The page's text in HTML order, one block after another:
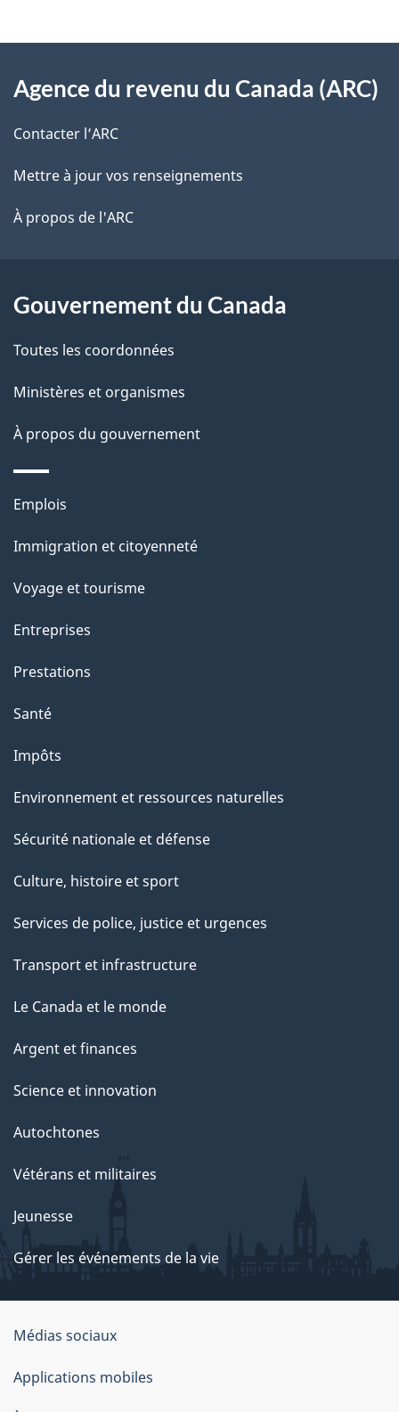
l
s
l
a
a
g
e
o
t
r
e
é
t
a
t
i
n
s
u
r
c
t
t
a
e
propos
de
ce
site
Agence du revenu du Canada (ARC)
Contacter l’ARC
Mettre à jour vos renseignements
À propos de l'ARC
Gouvernement du Canada
Toutes les coordonnées
Ministères et organismes
À propos du gouvernement
Thèmes
sujets
Emplois
Immigration et citoyenneté
Voyage et tourisme
Entreprises
Prestations
Santé
Impôts
Environnement et ressources naturelles
Sécurité nationale et défense
Culture, histoire et sport
Services de police, justice et urgences
Transport et infrastructure
Le Canada et le monde
Argent et finances
Science et innovation
Autochtones
Vétérans et militaires
Jeunesse
Gérer les événements de la vie
Organisation
du
gouvernement
Médias sociaux
Applications mobiles